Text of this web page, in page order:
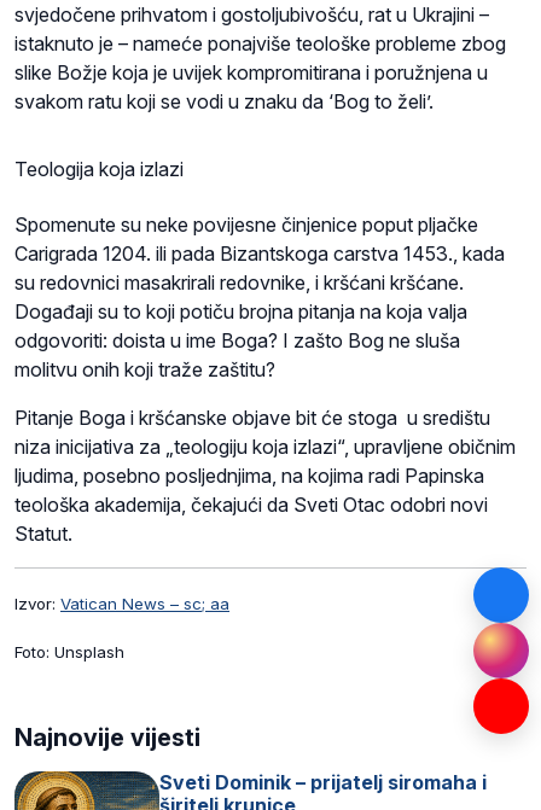
svjedočene prihvatom i gostoljubivošću, rat u Ukrajini –
istaknuto je – nameće ponajviše teološke probleme zbog
slike Božje koja je uvijek kompromitirana i poružnjena u
svakom ratu koji se vodi u znaku da ‘Bog to želi’.
Teologija koja izlazi
Spomenute su neke povijesne činjenice poput pljačke
Carigrada 1204. ili pada Bizantskoga carstva 1453., kada
su redovnici masakrirali redovnike, i kršćani kršćane.
Događaji su to koji potiču brojna pitanja na koja valja
odgovoriti: doista u ime Boga? I zašto Bog ne sluša
molitvu onih koji traže zaštitu?
Pitanje Boga i kršćanske objave bit će stoga u središtu
niza inicijativa za „teologiju koja izlazi“, upravljene običnim
ljudima, posebno posljednjima, na kojima radi Papinska
teološka akademija, čekajući da Sveti Otac odobri novi
Statut.
Izvor: Vatican News – sc; aa
Foto: Unsplash
Najnovije vijesti
Sveti Dominik – prijatelj siromaha i
širitelj krunice